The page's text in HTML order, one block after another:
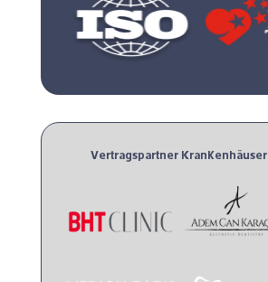
Vertragspartner Krankenhäuser